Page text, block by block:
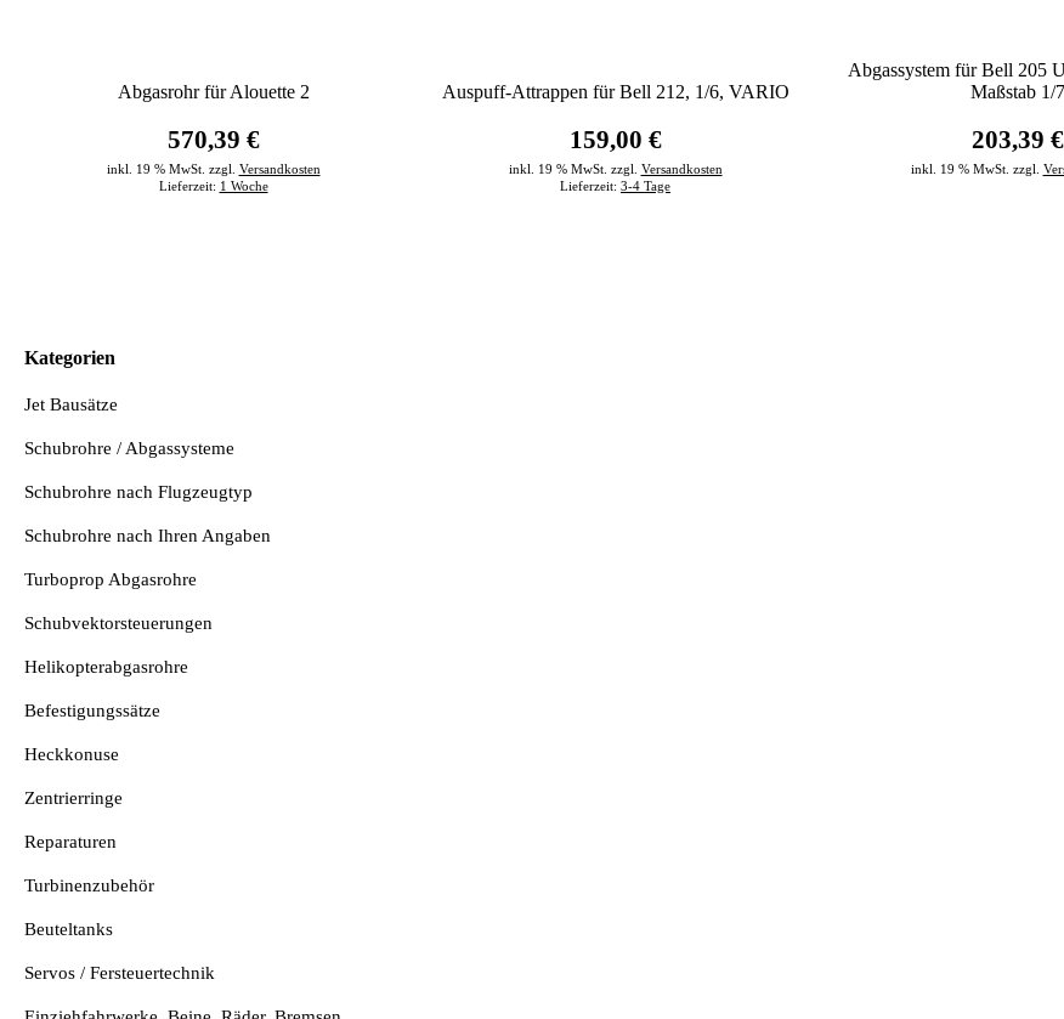
Abgasrohr für Alouette 2
570,39 €
inkl. 19 % MwSt. zzgl. Versandkosten
Lieferzeit: 1 Woche
Auspuff-Attrappen für Bell 212, 1/6, VARIO
159,00 €
inkl. 19 % MwSt. zzgl. Versandkosten
Lieferzeit: 3-4 Tage
Abgassystem für Bell 205
Maßstab 1/7
203,39 €
inkl. 19 % MwSt. zzgl.
Kategorien
Jet Bausätze
Schubrohre / Abgassysteme
Schubrohre nach Flugzeugtyp
Schubrohre nach Ihren Angaben
Turboprop Abgasrohre
Schubvektorsteuerungen
Helikopterabgasrohre
Befestigungssätze
Heckkonuse
Zentrierringe
Reparaturen
Turbinenzubehör
Beuteltanks
Servos / Fersteuertechnik